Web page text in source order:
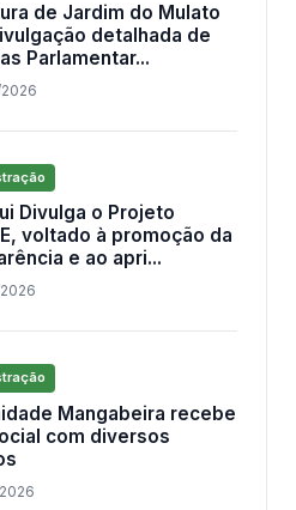
de Jardim do Mulato
detalhada de
Parlamentar...
Divulga o Projeto
voltado à promoção da
e ao apri...
Mangabeira recebe
com diversos